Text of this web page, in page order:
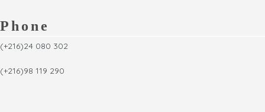
Phone
(+216)24 080 302
(+216)98 119 290